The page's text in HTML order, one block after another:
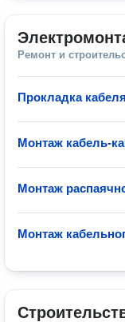
Ремонт и
Прокладка кабеля
Монтаж кабель-
Монтаж
Монтаж